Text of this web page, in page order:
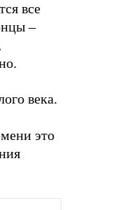
все
–
века.
это